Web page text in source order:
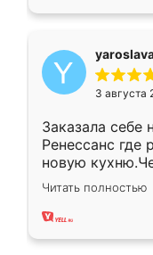
3 августа
Заказала себе
Ренессанс где
новую
вполне
два года,
Читать полностью